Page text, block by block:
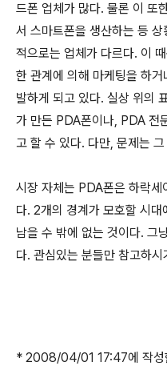
드폰 업체가 많다. 물론 이 또
서 스마트폰을 생산하는 등
적으로는 업체가 다르다. 이
한 관계에 의해 마케팅을 하
발하게 되고 있다. 실상 위의
가 만든 PDA폰이나, PDA 전
고 할 수 있다. 다만, 문제는
시장 자체는 PDA폰은 하락세
다. 2개의 경계가 모호할 시
남을 수 밖에 없는 것이다. 그
다. 관심있는 분들만 참고하시
* 2008/04/01 17:47에 작성